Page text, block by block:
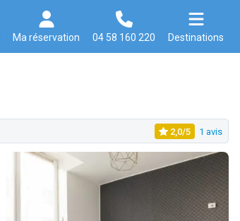
Ma réservation 04 58 160 220 Destinations
2,0/5 1 avis